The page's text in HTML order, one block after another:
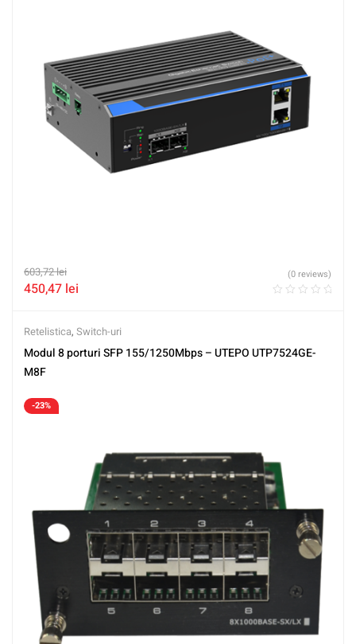
603,72lei
450,47 lei
(0 reviews)
Retelistica, Switch-uri
Modul 8 porturi SFP 155/1250Mbps – UTEPO UTP7524GE-
M8F
-23%